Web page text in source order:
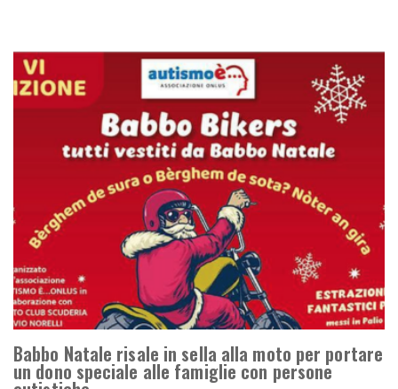
Babbo Natale risale in sella alla moto per portare
un dono speciale alle famiglie con persone